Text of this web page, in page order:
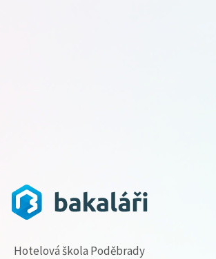
Hotelová škola Poděbrady